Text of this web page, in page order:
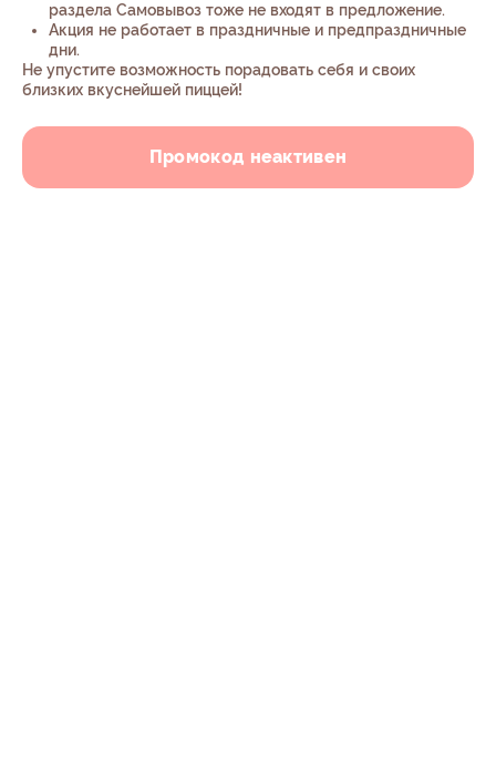
раздела Самовывоз тоже не входят в предложение.
Акция не работает в праздничные и предпраздничные
дни.
Не упустите возможность порадовать себя и своих
близких вкуснейшей пиццей!
Промокод неактивен